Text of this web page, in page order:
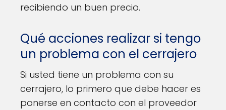
recibiendo un buen precio.
Qué acciones realizar si tengo
un problema con el cerrajero
Si usted tiene un problema con su
cerrajero, lo primero que debe hacer es
ponerse en contacto con el proveedor